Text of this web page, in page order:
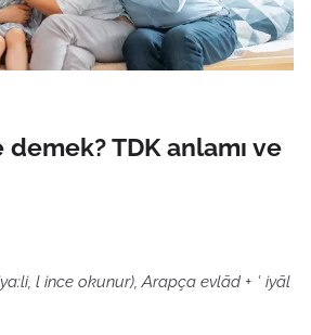
TDK anlamı ve
l ince okunur), Arapça evlād + ʿ iyāl